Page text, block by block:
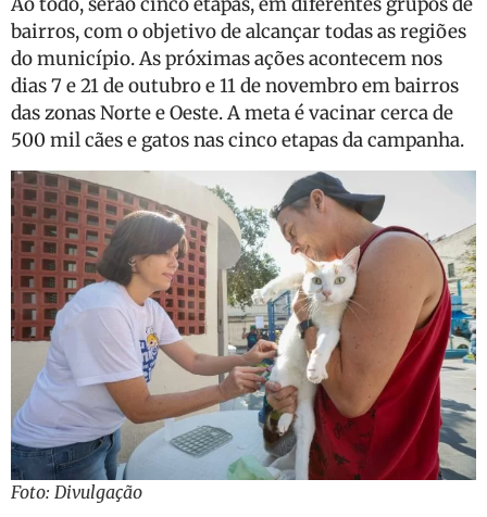
bairros, com o objetivo de alcançar todas as regiões
do município. As próximas ações acontecem nos
dias 7 e 21 de outubro e 11 de novembro em bairros
das zonas Norte e Oeste. A meta é vacinar cerca de
500 mil cães e gatos nas cinco etapas da campanha.
Foto: Divulgação